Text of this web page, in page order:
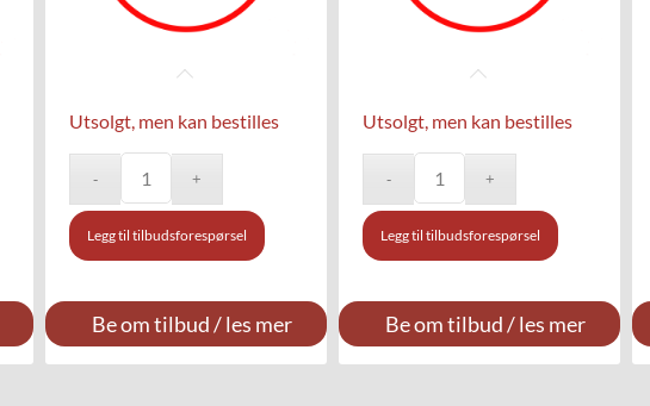
Utsolgt, men kan bestilles
Legg til tilbudsforespørsel
Be om tilbud / les mer
Utsolgt, men kan bestilles
Legg til tilbudsforespørsel
Be om tilbud / les mer